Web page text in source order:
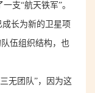
支“航天铁军”。
长为新的卫星项
伍组织结构，也
无团队”，因为这